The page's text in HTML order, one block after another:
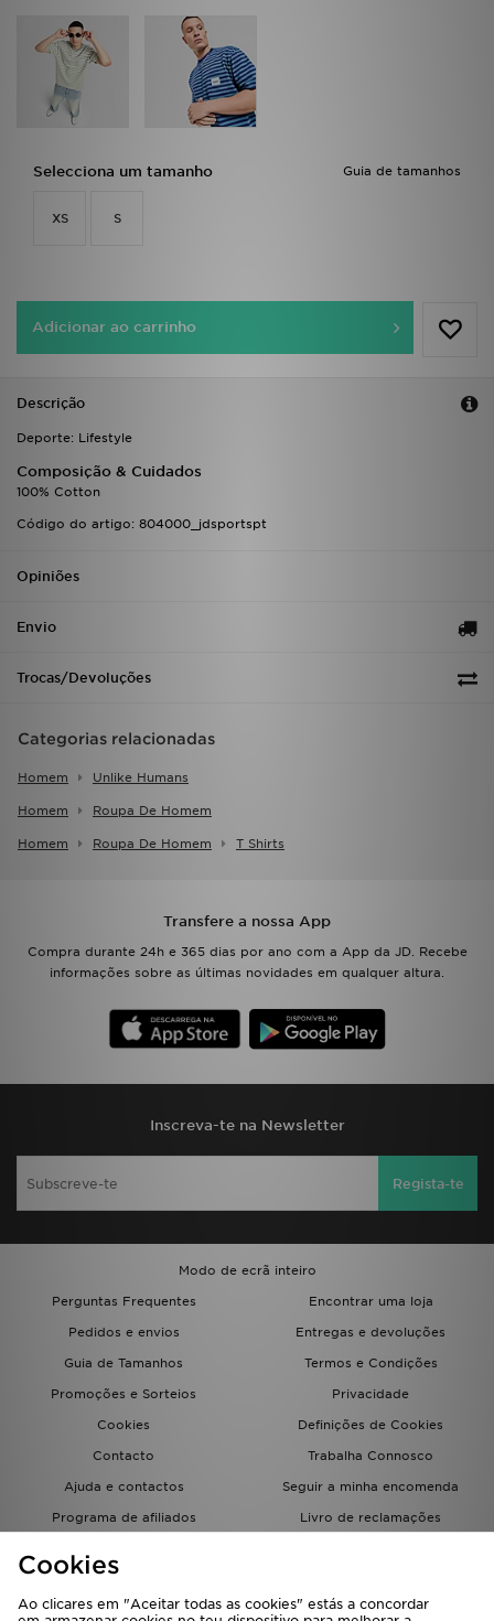
Guia de tamanhos
Selecciona um tamanho
XS S
Adicionar ao carrinho
Descrição
Deporte: Lifestyle
Composição & Cuidados
100% Cotton
Código do artigo: 804000_jdsportspt
Opiniões
Envio
Trocas/Devoluções
Categorias relacionadas
Homem Unlike Humans
Homem Roupa De Homem
Homem Roupa De Homem T Shirts
Transfere a nossa App
Compra durante 24h e 365 dias por ano com a App da JD. Recebe
informações sobre as últimas novidades em qualquer altura.
Inscreva-te na Newsletter
Regista-te
Modo de ecrã inteiro
Perguntas Frequentes
Encontrar uma loja
Pedidos e envios
Entregas e devoluções
Guia de Tamanhos
Termos e Condições
Promoções e Sorteios
Privacidade
Cookies
Definições de Cookies
Contacto
Trabalha Connosco
Ajuda e contactos
Seguir a minha encomenda
Programa de afiliados
Livro de reclamações
FAZ DOWNLOAD DA APP
TRABALHA CONNOSCO
Cookies
Ao clicares em "Aceitar todas as cookies" estás a concordar